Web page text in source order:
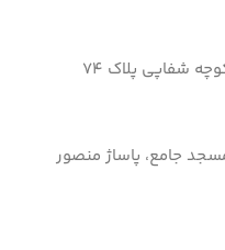
شفاپی پلاک ۷۴
مسجد جامع، پاساژ منصور